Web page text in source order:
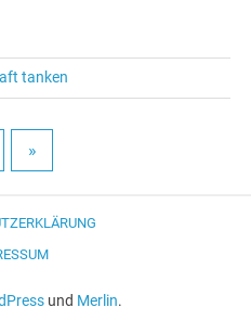
tanken
»
und Merlin.